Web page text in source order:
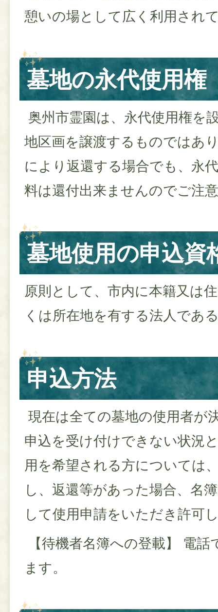
憩いの場として広く利用され
墓地の永代使用権
奥州市霊園は、永代使用権を
地区画を譲渡するものではあ
により返還する場合でも、永
料は還付出来ませんのでご注
墓地使用の申込資
原則として、市内に本籍又は
くは所在地を有する法人であ
申込方法
現在は全ての墓地の使用者が
申込を受け付けできない状況
用を希望される方については
し、返還等があった場合、名
して使用申請をいただき許可
【待機者名簿への登載】 電
ます。